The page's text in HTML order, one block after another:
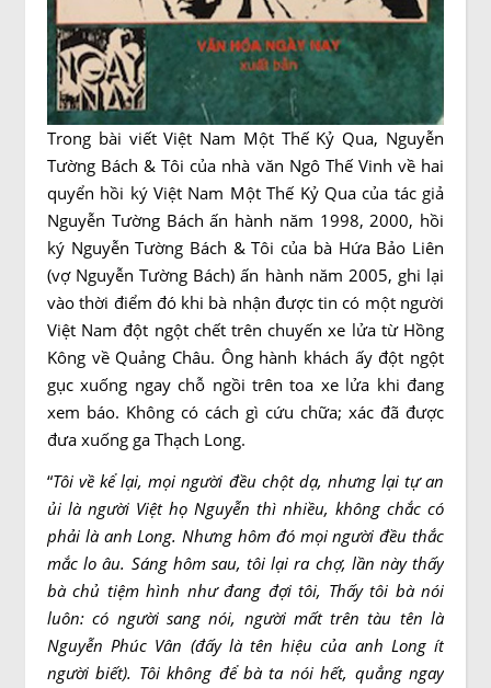
Trong bài viết Việt Nam Một Thế Kỷ Qua, Nguyễn
Tường Bách & Tôi của nhà văn Ngô Thế Vinh về hai
quyển hồi ký Việt Nam Một Thế Kỷ Qua của tác giả
Nguyễn Tường Bách ấn hành năm 1998, 2000, hồi
ký Nguyễn Tường Bách & Tôi của bà Hứa Bảo Liên
(vợ Nguyễn Tường Bách) ấn hành năm 2005, ghi lại
vào thời điểm đó khi bà nhận được tin có một người
Việt Nam đột ngột chết trên chuyến xe lửa từ Hồng
Kông về Quảng Châu. Ông hành khách ấy đột ngột
gục xuống ngay chỗ ngồi trên toa xe lửa khi đang
xem báo. Không có cách gì cứu chữa; xác đã được
đưa xuống ga Thạch Long.
“Tôi về kể lại, mọi người đều chột dạ, nhưng lại tự an
ủi là người Việt họ Nguyễn thì nhiều, không chắc có
phải là anh Long. Nhưng hôm đó mọi người đều thắc
mắc lo âu. Sáng hôm sau, tôi lại ra chợ, lần này thấy
bà chủ tiệm hình như đang đợi tôi, Thấy tôi bà nói
luôn: có người sang nói, người mất trên tàu tên là
Nguyễn Phúc Vân (đấy là tên hiệu của anh Long ít
người biết). Tôi không để bà ta nói hết, quẳng ngay